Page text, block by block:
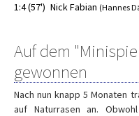
1:4 (57') Nick Fabian (Hannes
Auf dem
gewonnen
Nach nun knapp 5 Monaten
auf Naturrasen an.